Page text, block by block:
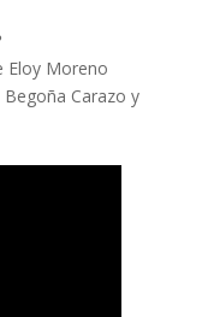
Eloy Moreno
Carazo y